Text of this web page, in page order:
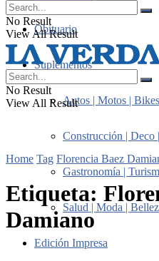
Obituario
Suplementos
Autos | Motos | Bikes
Construcción | Deco
Gastronomía |
Salud | Moda |
Edición Impresa
No Result
View All Result
No Result
View All Result
Home Tag Florencia Baez
Etiqueta:
Damiano